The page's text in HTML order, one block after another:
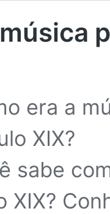
era a
XIX?
sabe
XIX?